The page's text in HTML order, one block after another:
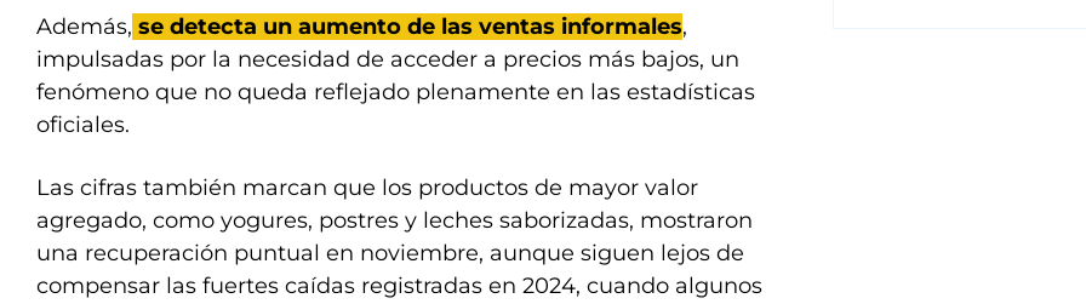
Además, se detecta un aumento de las ventas informales,
impulsadas por la necesidad de acceder a precios más bajos, un
fenómeno que no queda reflejado plenamente en las estadísticas
oficiales.
Las cifras también marcan que los productos de mayor valor
agregado, como yogures, postres y leches saborizadas, mostraron
una recuperación puntual en noviembre, aunque siguen lejos de
compensar las fuertes caídas registradas en 2024, cuando algunos